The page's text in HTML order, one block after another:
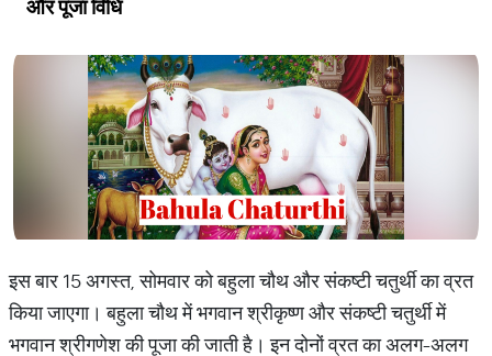
और पूजा विधि
इस बार 15 अगस्त, सोमवार को बहुला चौथ और संकष्टी चतुर्थी का व्रत
किया जाएगा। बहुला चौथ में भगवान श्रीकृष्ण और संकष्टी चतुर्थी में
भगवान श्रीगणेश की पूजा की जाती है। इन दोनों व्रत का अलग-अलग